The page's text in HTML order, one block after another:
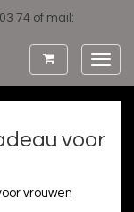
74 of mail:
voor
vrouwen